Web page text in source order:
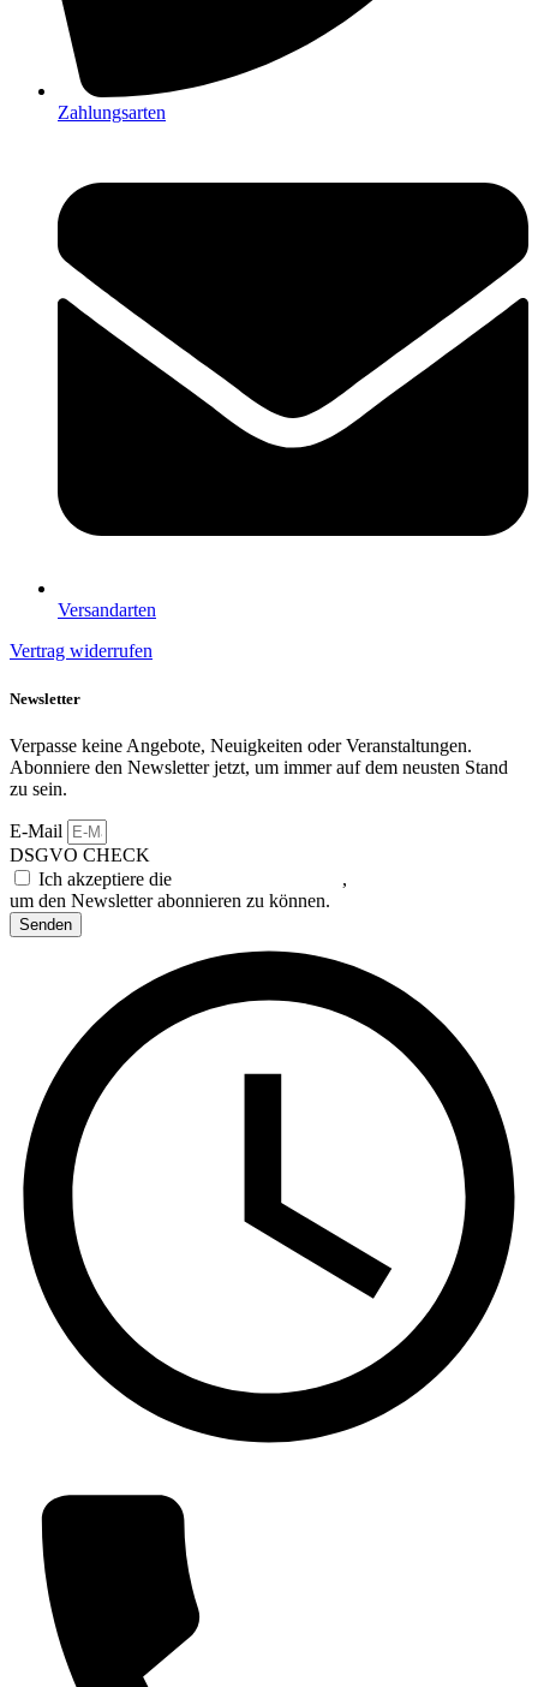
Zahlungsarten
Versandarten
Vertrag widerrufen
Newsletter
Verpasse keine Angebote, Neuigkeiten oder Veranstaltungen.
Abonniere den Newsletter jetzt, um immer auf dem neusten Stand
zu sein.
E-Mail
DSGVO CHECK
Ich akzeptiere die
,
um den Newsletter abonnieren zu können.
Senden